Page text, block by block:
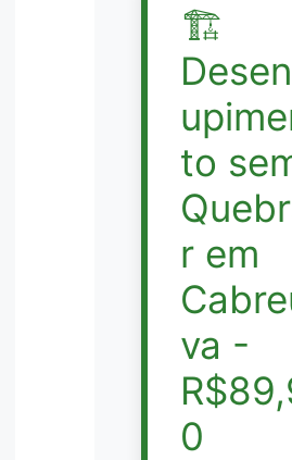
🏗️
to
r em
va -
0